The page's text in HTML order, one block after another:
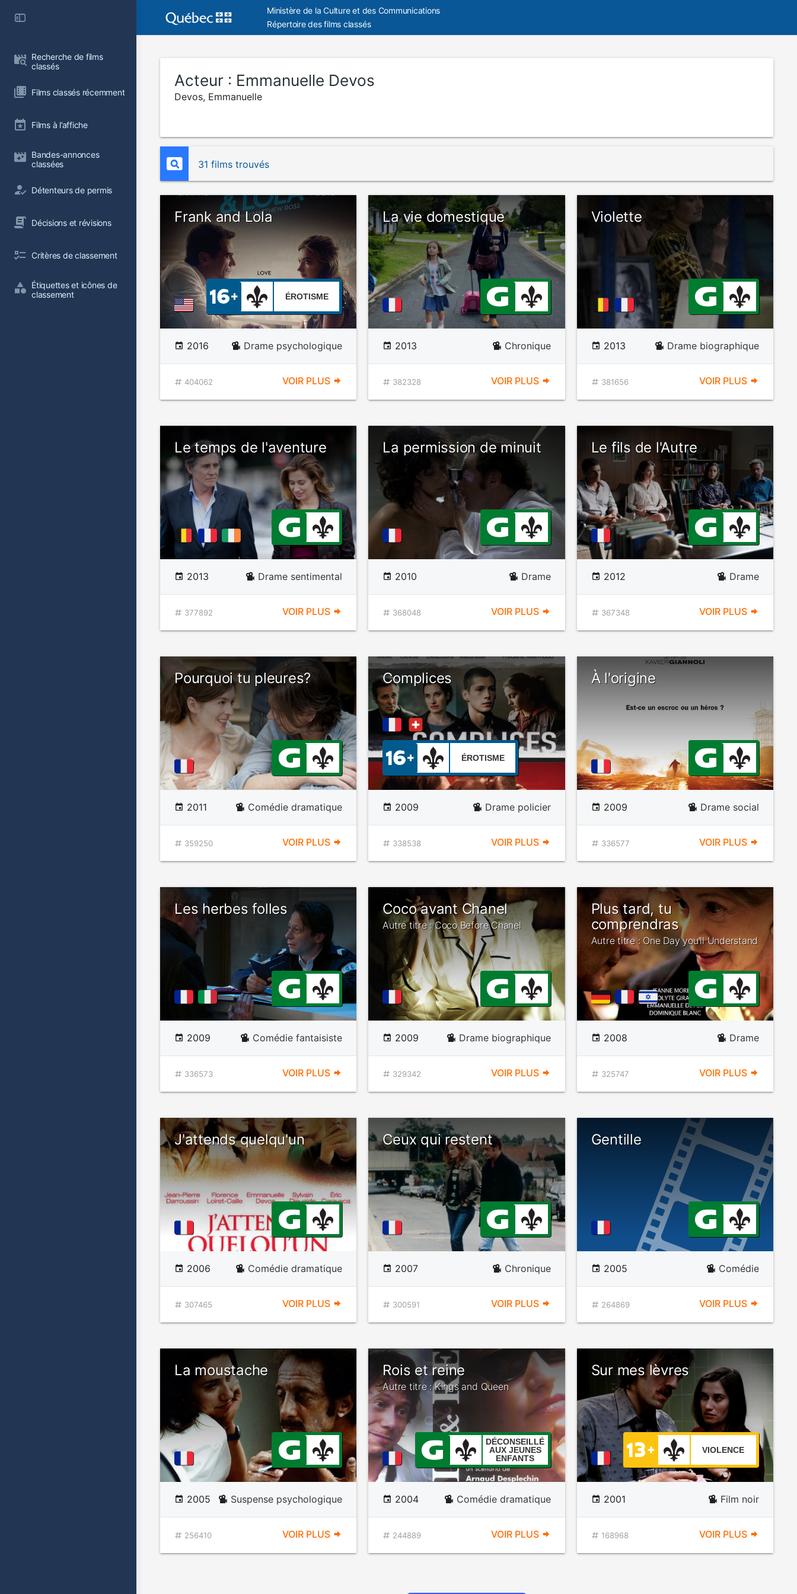
Recherche de films
classés
Films classés récemment
Films à l’affiche
Bandes-annonces
classées
Détenteurs de permis
Décisions et révisions
Critères de classement
Étiquettes et icônes de
classement
Ministère de la Culture et des Communications
Répertoire des films classés
Acteur : Emmanuelle Devos
Devos, Emmanuelle
31 films trouvés
Frank and Lola
ÉROTISME
2016 Drame psychologique
404062 VOIR PLUS
La vie domestique
2013 Chronique
382328 VOIR PLUS
Violette
2013 Drame biographique
381656 VOIR PLUS
Le temps de l'aventure
2013 Drame sentimental
377892 VOIR PLUS
La permission de minuit
2010 Drame
368048 VOIR PLUS
Le fils de l'Autre
2012 Drame
367348 VOIR PLUS
Pourquoi tu pleures?
2011 Comédie dramatique
359250 VOIR PLUS
Complices
ÉROTISME
2009 Drame policier
338538 VOIR PLUS
À l'origine
2009 Drame social
336577 VOIR PLUS
Les herbes folles
2009 Comédie fantaisiste
336573 VOIR PLUS
Coco avant Chanel
Autre titre : Coco Before Chanel
2009 Drame biographique
329342 VOIR PLUS
Plus tard, tu
comprendras
Autre titre : One Day you'll Understand
2008 Drame
325747 VOIR PLUS
J'attends quelqu'un
2006 Comédie dramatique
307465 VOIR PLUS
Ceux qui restent
2007 Chronique
300591 VOIR PLUS
Gentille
2005 Comédie
264869 VOIR PLUS
La moustache
2005 Suspense psychologique
256410 VOIR PLUS
Rois et reine
Autre titre : Kings and Queen
DÉCONSEILLÉ
AUX JEUNES
ENFANTS
2004 Comédie dramatique
244889 VOIR PLUS
Sur mes lèvres
VIOLENCE
2001 Film noir
168968 VOIR PLUS